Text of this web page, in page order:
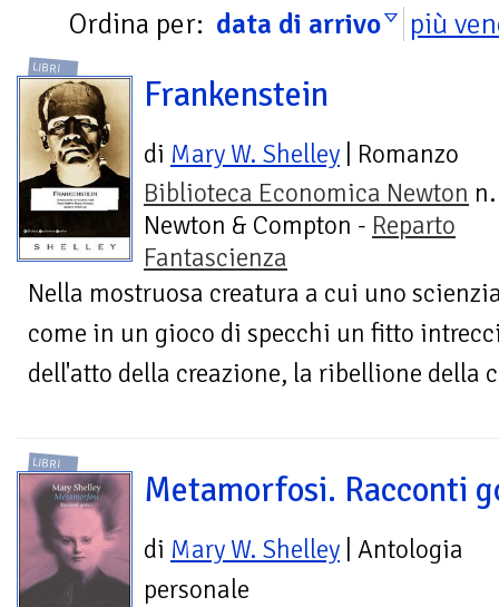
Ordina per: data di arrivo più
LIBRI
Frankenstein
di Mary W. Shelley | Romanzo
Biblioteca Economica Newton
Newton & Compton - Reparto
Fantascienza
Nella mostruosa creatura a cui uno
come in un gioco di specchi un fitto
dell'atto della creazione, la ribellione della
LIBRI
Metamorfosi. Racconti
di Mary W. Shelley | Antologia
personale